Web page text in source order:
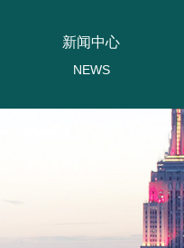
新闻中心
NEWS